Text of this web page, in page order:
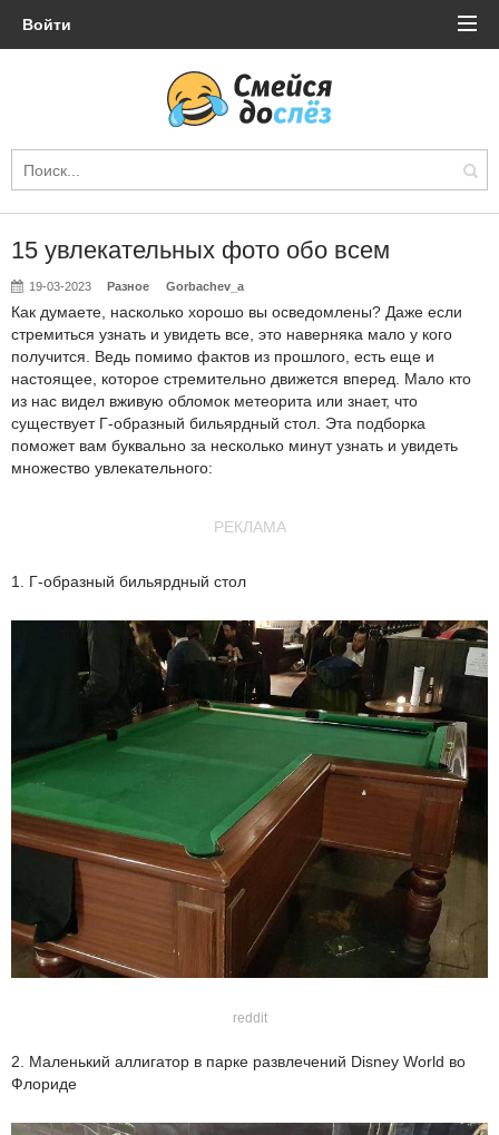
Войти
15 увлекательных фото обо всем
19-03-2023 Разное Gorbachev_a
Как думаете, насколько хорошо вы осведомлены? Даже если
стремиться узнать и увидеть все, это наверняка мало у кого
получится. Ведь помимо фактов из прошлого, есть еще и
настоящее, которое стремительно движется вперед. Мало кто
из нас видел вживую обломок метеорита или знает, что
существует Г-образный бильярдный стол. Эта подборка
поможет вам буквально за несколько минут узнать и увидеть
множество увлекательного:
РЕКЛАМА
1. Г-образный бильярдный стол
reddit
2. Маленький аллигатор в парке развлечений Disney World во
Флориде